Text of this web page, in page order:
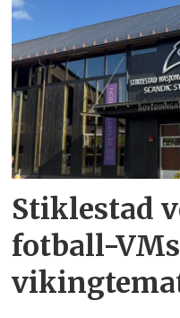
Stiklestad
fotball-VMs